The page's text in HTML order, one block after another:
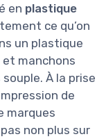
en plastique
ce qu’on
un plastique
et manchons
À la prise
de
marques
non plus sur